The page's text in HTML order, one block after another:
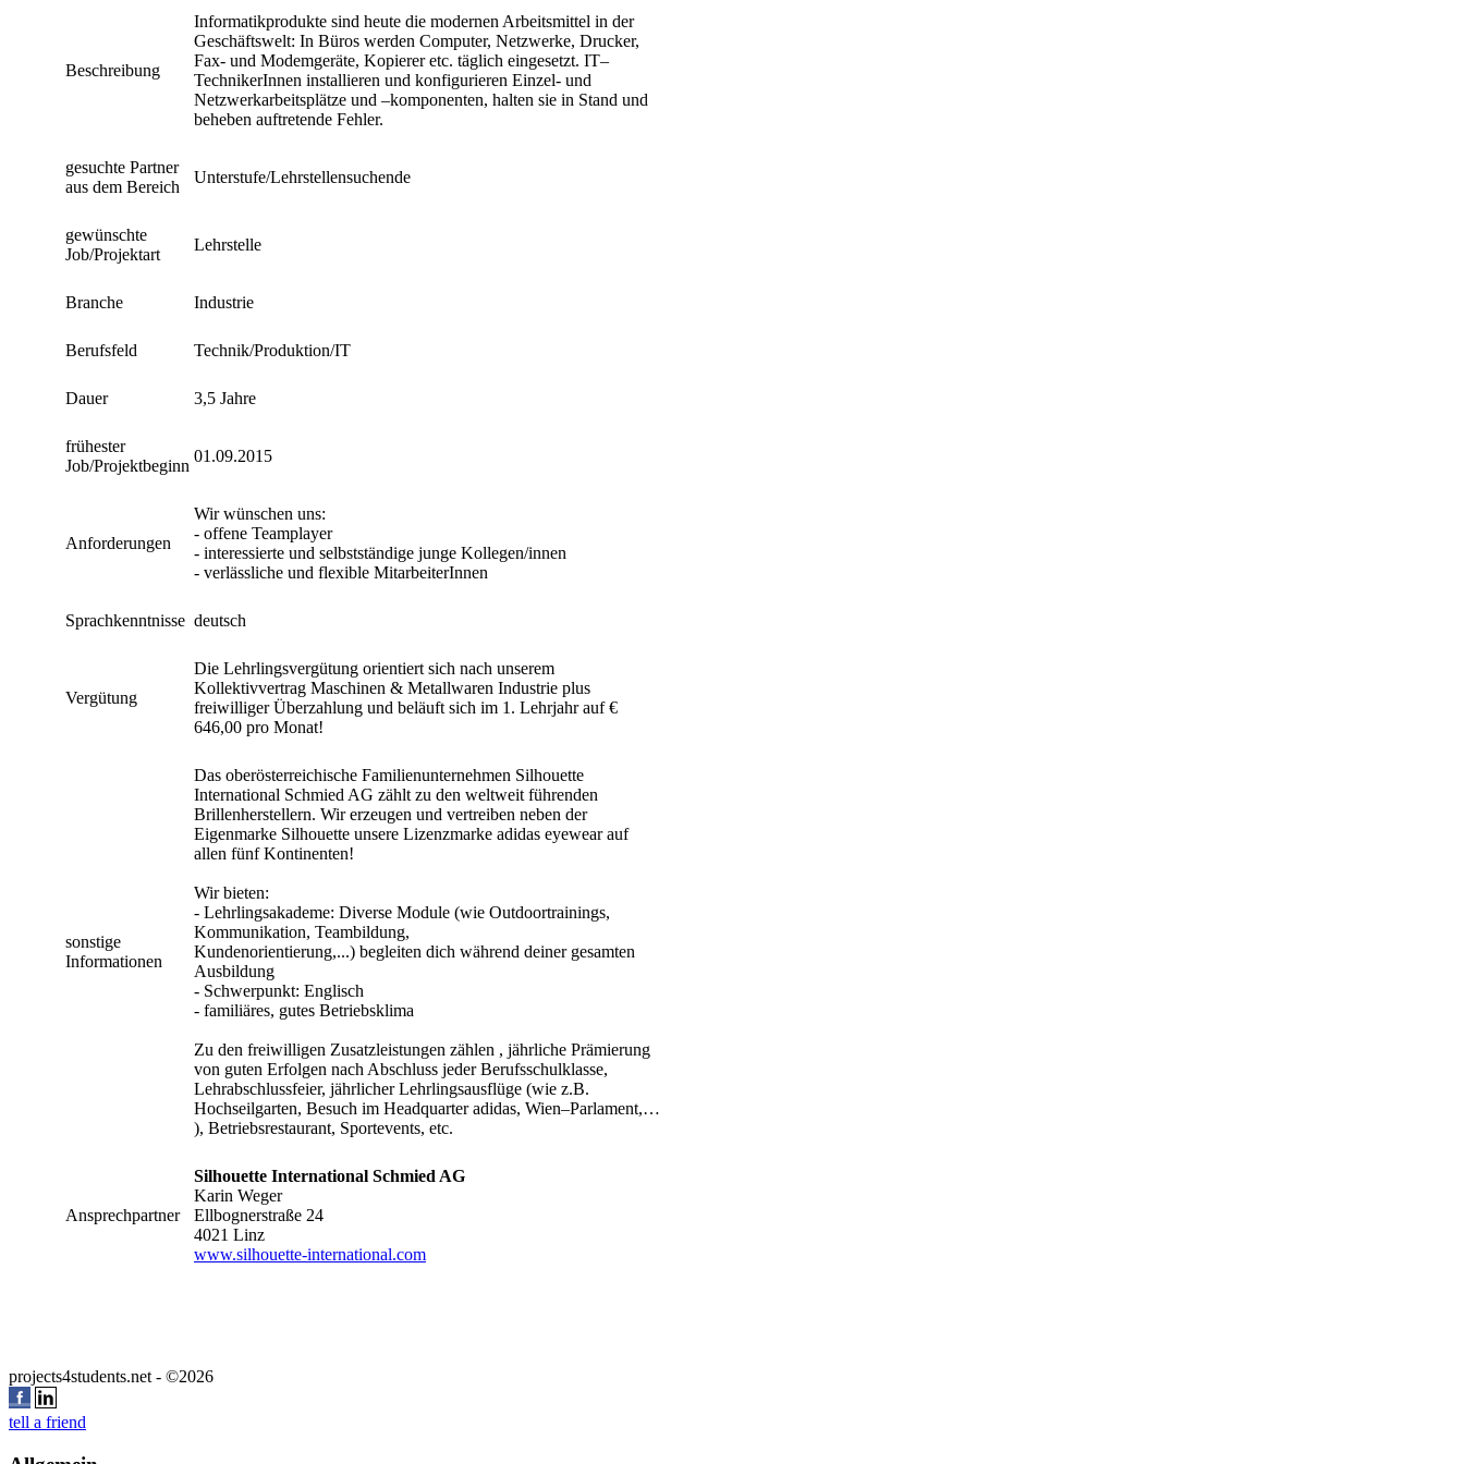
Beschreibung
Informatikprodukte sind heute die modernen Arbeitsmittel in der
Geschäftswelt: In Büros werden Computer, Netzwerke, Drucker,
Fax- und Modemgeräte, Kopierer etc. täglich eingesetzt. IT–
TechnikerInnen installieren und konfigurieren Einzel- und
Netzwerkarbeitsplätze und –komponenten, halten sie in Stand und
beheben auftretende Fehler.
gesuchte Partner
aus dem Bereich
Unterstufe/Lehrstellensuchende
gewünschte
Job/Projektart
Lehrstelle
Branche Industrie
Berufsfeld Technik/Produktion/IT
Dauer 3,5 Jahre
frühester
Job/Projektbeginn
01.09.2015
Anforderungen
Wir wünschen uns:
- offene Teamplayer
- interessierte und selbstständige junge Kollegen/innen
- verlässliche und flexible MitarbeiterInnen
Sprachkenntnisse deutsch
Vergütung
Die Lehrlingsvergütung orientiert sich nach unserem
Kollektivvertrag Maschinen & Metallwaren Industrie plus
freiwilliger Überzahlung und beläuft sich im 1. Lehrjahr auf €
646,00 pro Monat!
sonstige
Informationen
Das oberösterreichische Familienunternehmen Silhouette
International Schmied AG zählt zu den weltweit führenden
Brillenherstellern. Wir erzeugen und vertreiben neben der
Eigenmarke Silhouette unsere Lizenzmarke adidas eyewear auf
allen fünf Kontinenten!
Wir bieten:
- Lehrlingsakademe: Diverse Module (wie Outdoortrainings,
Kommunikation, Teambildung,
Kundenorientierung,...) begleiten dich während deiner gesamten
Ausbildung
- Schwerpunkt: Englisch
- familiäres, gutes Betriebsklima
Zu den freiwilligen Zusatzleistungen zählen , jährliche Prämierung
von guten Erfolgen nach Abschluss jeder Berufsschulklasse,
Lehrabschlussfeier, jährlicher Lehrlingsausflüge (wie z.B.
Hochseilgarten, Besuch im Headquarter adidas, Wien–Parlament,…
), Betriebsrestaurant, Sportevents, etc.
Ansprechpartner
Silhouette International Schmied AG
Karin Weger
Ellbognerstraße 24
4021 Linz
www.silhouette-international.com
projects4students.net - ©2026
tell a friend